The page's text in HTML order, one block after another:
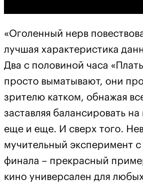
«Оголенный нерв
лучшая характеристика
Два с половиной часа
просто выматывают, они
зрителю катком, обнажая
заставляя балансировать
еще и еще. И сверх того.
мучительный эксперимент
финала – прекрасный
кино универсален для